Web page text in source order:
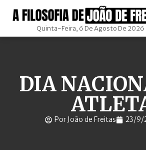
Quinta-Feira, 6 De Agosto De 2026
DIA
Por João de Freitas 23/9/